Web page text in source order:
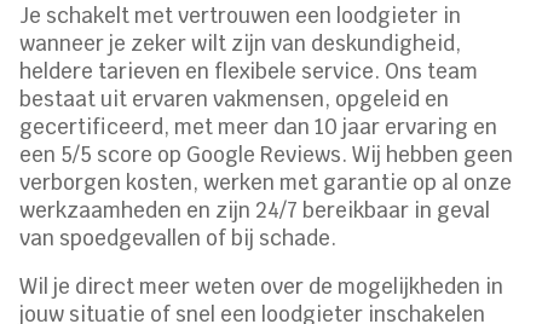
Je schakelt met vertrouwen een loodgieter in
wanneer je zeker wilt zijn van deskundigheid,
heldere tarieven en flexibele service. Ons team
bestaat uit ervaren vakmensen, opgeleid en
gecertificeerd, met meer dan 10 jaar ervaring en
een 5/5 score op Google Reviews. Wij hebben geen
verborgen kosten, werken met garantie op al onze
werkzaamheden en zijn 24/7 bereikbaar in geval
van spoedgevallen of bij schade.
Wil je direct meer weten over de mogelijkheden in
jouw situatie of snel een loodgieter inschakelen